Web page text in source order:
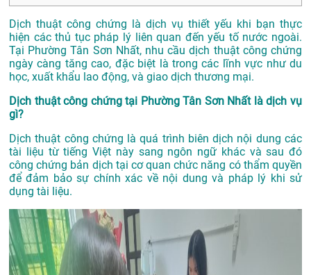
Dịch thuật công chứng là dịch vụ thiết yếu khi bạn thực
hiện các thủ tục pháp lý liên quan đến yếu tố nước ngoài.
Tại Phường Tân Sơn Nhất, nhu cầu dịch thuật công chứng
ngày càng tăng cao, đặc biệt là trong các lĩnh vực như du
học, xuất khẩu lao động, và giao dịch thương mại.
Dịch thuật công chứng tại Phường Tân Sơn Nhất là dịch vụ
gì?
Dịch thuật công chứng là quá trình biên dịch nội dung các
tài liệu từ tiếng Việt này sang ngôn ngữ khác và sau đó
công chứng bản dịch tại cơ quan chức năng có thẩm quyền
để đảm bảo sự chính xác về nội dung và pháp lý khi sử
dụng tài liệu.